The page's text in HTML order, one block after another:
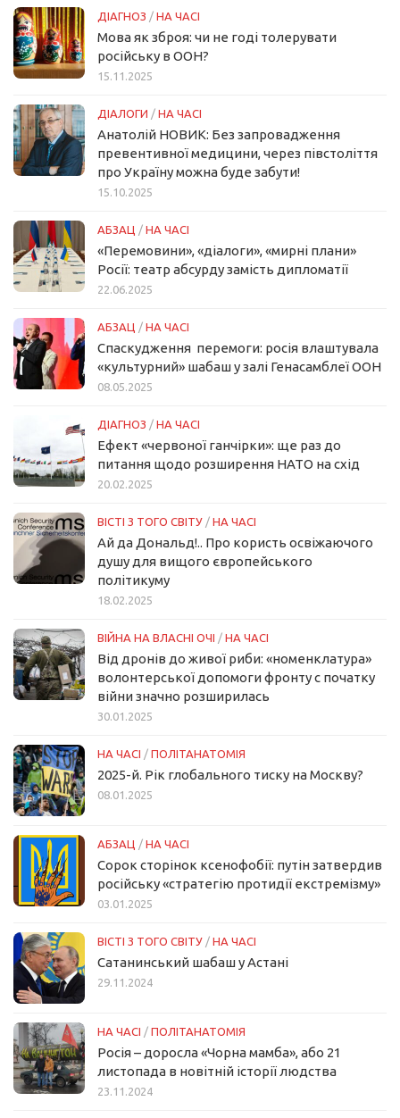
ДІАГНОЗ / НА ЧАСІ
Мова як зброя: чи не годі толерувати
російську в ООН?
15.11.2025
ДІАЛОГИ / НА ЧАСІ
Анатолій НОВИК: Без запровадження
превентивної медицини, через півстоліття
про Україну можна буде забути!
15.10.2025
АБЗАЦ / НА ЧАСІ
«Перемовини», «діалоги», «мирні плани»
Росії: театр абсурду замість дипломатії
22.06.2025
АБЗАЦ / НА ЧАСІ
Спаскудження перемоги: росія влаштувала
«культурний» шабаш у залі Генасамблеї ООН
08.05.2025
ДІАГНОЗ / НА ЧАСІ
Ефект «червоної ганчірки»: ще раз до
питання щодо розширення НАТО на схід
20.02.2025
ВІСТІ З ТОГО СВІТУ / НА ЧАСІ
Ай да Дональд!.. Про користь освіжаючого
душу для вищого європейського
політикуму
18.02.2025
ВІЙНА НА ВЛАСНІ ОЧІ / НА ЧАСІ
Від дронів до живої риби: «номенклатура»
волонтерської допомоги фронту с початку
війни значно розширилась
30.01.2025
НА ЧАСІ / ПОЛІТАНАТОМІЯ
2025-й. Рік глобального тиску на Москву?
08.01.2025
АБЗАЦ / НА ЧАСІ
Сорок сторінок ксенофобії: путін затвердив
російську «стратегію протидії екстремізму»
03.01.2025
ВІСТІ З ТОГО СВІТУ / НА ЧАСІ
Сатанинський шабаш у Астані
29.11.2024
НА ЧАСІ / ПОЛІТАНАТОМІЯ
Росія – доросла «Чорна мамба», або 21
листопада в новітній історії людства
23.11.2024